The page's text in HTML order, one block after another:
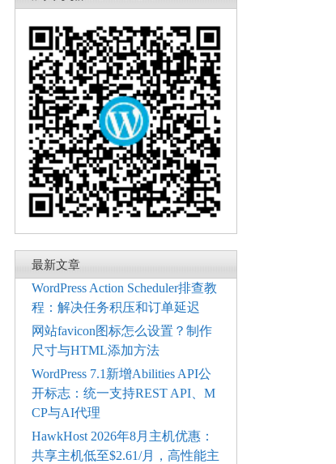
最新文章
WordPress Action Scheduler排查教
程：解决任务积压和订单延迟
网站favicon图标怎么设置？制作
尺寸与HTML添加方法
WordPress 7.1新增Abilities API公
开标志：统一支持REST API、M
CP与AI代理
HawkHost 2026年8月主机优惠：
共享主机低至$2.61/月，高性能主